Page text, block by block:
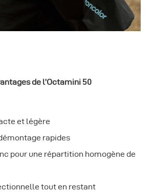
de l’Octamini 50
et légère
rapides
pour une répartition homogène de
tout en restant